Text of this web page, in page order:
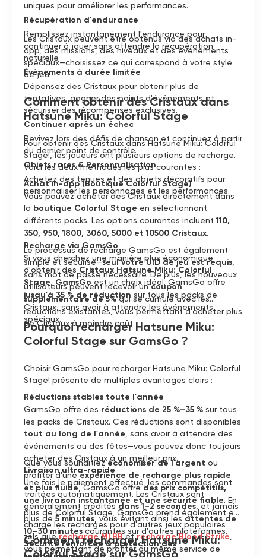
uniques pour améliorer les performances.
Récupération d'endurance
Remplissez instantanément l'endurance pour
continuer à jouer sans attendre la récupération
naturelle.
Événements à durée limitée
Dépensez des Cristaux pour obtenir plus de
tentatives, gagner des points d'événements et
sécuriser des récompenses exclusives.
Continuer après un échec
Revivez lors des défis de chanson et continuez à partir
du dernier point de contrôle.
Objets rares & Personnalisation
Achetez des tenues et des objets décoratifs pour
personnaliser les personnages et les performances.
Les Cristaux peuvent être obtenus via des achats in-
app, des missions, des niveaux et des événements
spéciaux—choisissez ce qui correspond à votre style
de jeu.
Comment obtenir des Cristaux dans
Hatsune Miku: Colorful Stage
Pour obtenir des Cristaux dans Hatsune Miku: Colorful
Stage!, les joueurs ont plusieurs options de recharge.
Voici les deux méthodes les plus courantes :
Achat in-app (Boutique Colorful Stage)
Vous pouvez acheter des Cristaux directement dans
la boutique Colorful Stage en sélectionnant
différents packs. Les options courantes incluent110,
350, 950, 1800, 3060, 5000 et 10500 Cristaux.
Recharge via GamsGo
Si vous cherchez une manière plus économique
d'obtenir des Cristaux Hatsune Miku: Colorful
Stage, GamsGo est un choix idéal. GamsGo offre
jusqu'à 35 % de réduction sur tous les packs de
Cristaux, sans avoir à attendre les événements
spéciaux.
Le processus de recharge GamsGo est également
simple et sécurisé—seul votre UID de jeu est requis,
sans mot de passe nécessaire. De plus, les nouveaux
utilisateurs peuvent recevoir uncoupon
supplémentaire de 5%qui se cumule avec les
réductions existantes, vous permettant d'acheter plus
de Cristaux à moindre coût.
Pourquoi recharger Hatsune Miku:
Colorful Stage sur GamsGo ?
Choisir GamsGo pour recharger Hatsune Miku: Colorful
Stage! présente de multiples avantages clairs :
Réductions stables toute l'année
GamsGo offre des réductions de 25 %–35 % sur tous
les packs de Cristaux. Ces réductions sont disponibles
tout au long de l'année, sans avoir à attendre des
événements ou des fêtes—vous pouvez donc toujours
acheter des Cristaux à un meilleur prix.
Livraison ultra-rapide
Une fois le paiement effectué, les commandes sont
traitées automatiquement. Les Cristaux sont
généralement créditésdans 1–2 secondes, et jamais
plus de 5 minutes, vous évitant ainsi lesattentes de
10–30 minutes courantes sur d'autres plateformes.
Sécurité renforcée & protection des
Que vous souhaitiezéconomiser de l'argent ou
profiter d'uneexpérience de recharge plus rapide
et plus fluide, GamsGo offredes prix compétitifs,
une livraison instantanée et une sécurité fiable. En
plus de Colorful Stage, GamsGo prend également en
charge les recharges pour d'autres jeux populaires
tels querecharge MLBBetrecharge Blood Strike,
vous permettant de profiter du même service de
Comment recharger Hatsune Miku: